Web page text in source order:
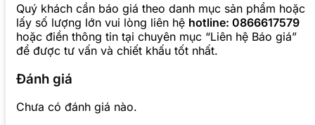
Quý khách cần báo giá theo danh mục sản phẩm hoặc
lấy số lượng lớn vui lòng liên hệ hotline: 0866617579
hoặc điền thông tin tại chuyên mục “Liên hệ Báo giá”
để được tư vấn và chiết khấu tốt nhất.
Đánh giá
Chưa có đánh giá nào.